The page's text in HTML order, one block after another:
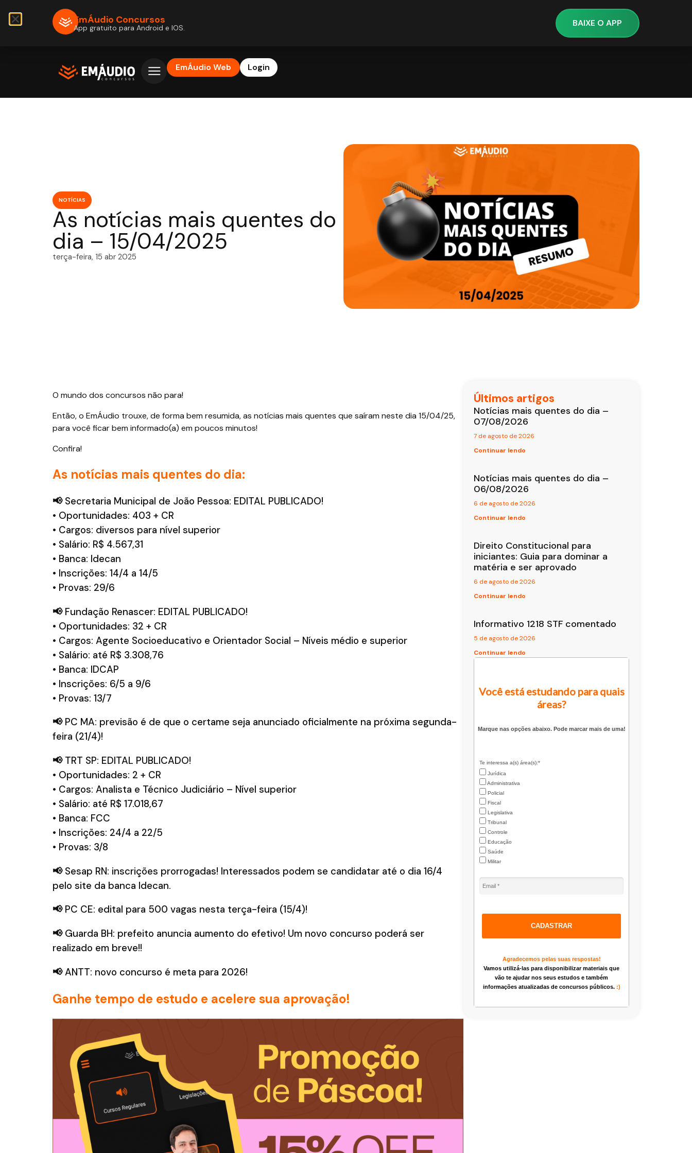
EmÁudio Web Login
NOTÍCIAS
As notícias mais quentes do
dia – 15/04/2025
terça-feira, 15 abr 2025
O mundo dos concursos não para!
Então, o EmÁudio trouxe, de forma bem resumida, as notícias mais quentes que saíram neste dia 15/04/25,
para você ficar bem informado(a) em poucos minutos!
Confira!
As notícias mais quentes do dia:
📢Secretaria Municipal de João Pessoa: EDITAL PUBLICADO!
• Oportunidades: 403 + CR
• Cargos: diversos para nível superior
• Salário: R$ 4.567,31
• Banca: Idecan
• Inscrições: 14/4 a 14/5
• Provas: 29/6
📢Fundação Renascer: EDITAL PUBLICADO!
• Oportunidades: 32 + CR
• Cargos: Agente Socioeducativo e Orientador Social – Níveis médio e superior
• Salário: até R$ 3.308,76
• Banca: IDCAP
• Inscrições: 6/5 a 9/6
• Provas: 13/7
📢PC MA: previsão é de que o certame seja anunciado oficialmente na próxima segunda-
feira (21/4)!
📢TRT SP: EDITAL PUBLICADO!
• Oportunidades: 2 + CR
• Cargos: Analista e Técnico Judiciário – Nível superior
• Salário: até R$ 17.018,67
• Banca: FCC
• Inscrições: 24/4 a 22/5
• Provas: 3/8
📢Sesap RN: inscrições prorrogadas! Interessados podem se candidatar até o dia 16/4
pelo site da banca Idecan.
📢PC CE: edital para 500 vagas nesta terça-feira (15/4)!
📢Guarda BH: prefeito anuncia aumento do efetivo! Um novo concurso poderá ser
realizado em breve!!
📢ANTT: novo concurso é meta para 2026!
Ganhe tempo de estudo e acelere sua aprovação!
Últimos artigos
Notícias mais quentes do dia –
07/08/2026
7 de agosto de 2026
Continuar lendo
Notícias mais quentes do dia –
06/08/2026
6 de agosto de 2026
Continuar lendo
Direito Constitucional para
iniciantes: Guia para dominar a
matéria e ser aprovado
6 de agosto de 2026
Continuar lendo
Informativo 1218 STF comentado
5 de agosto de 2026
Continuar lendo
Você está estudando para quais
áreas?
Marque nas opções abaixo. Pode marcar mais de uma!
Te interessa a(s) área(s):*
Jurídica
Administrativa
Policial
Fiscal
Legislativa
Tribunal
Controle
Educação
Saúde
Militar
CADASTRAR
Agradecemos pelas suas respostas!
Vamos utilizá-las para disponibilizar materiais que
vão te ajudar nos seus estudos e também
informações atualizadas de concursos públicos. :)
EmÁudio Concursos
App gratuito para Android e IOS. BAIXE O APP